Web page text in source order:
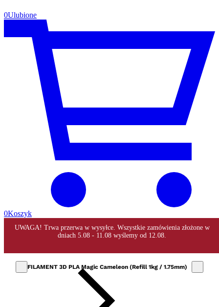
0Ulubione
0Koszyk
FILAMENT 3D PLA Magic Cameleon (Refill 1kg / 1.75mm)